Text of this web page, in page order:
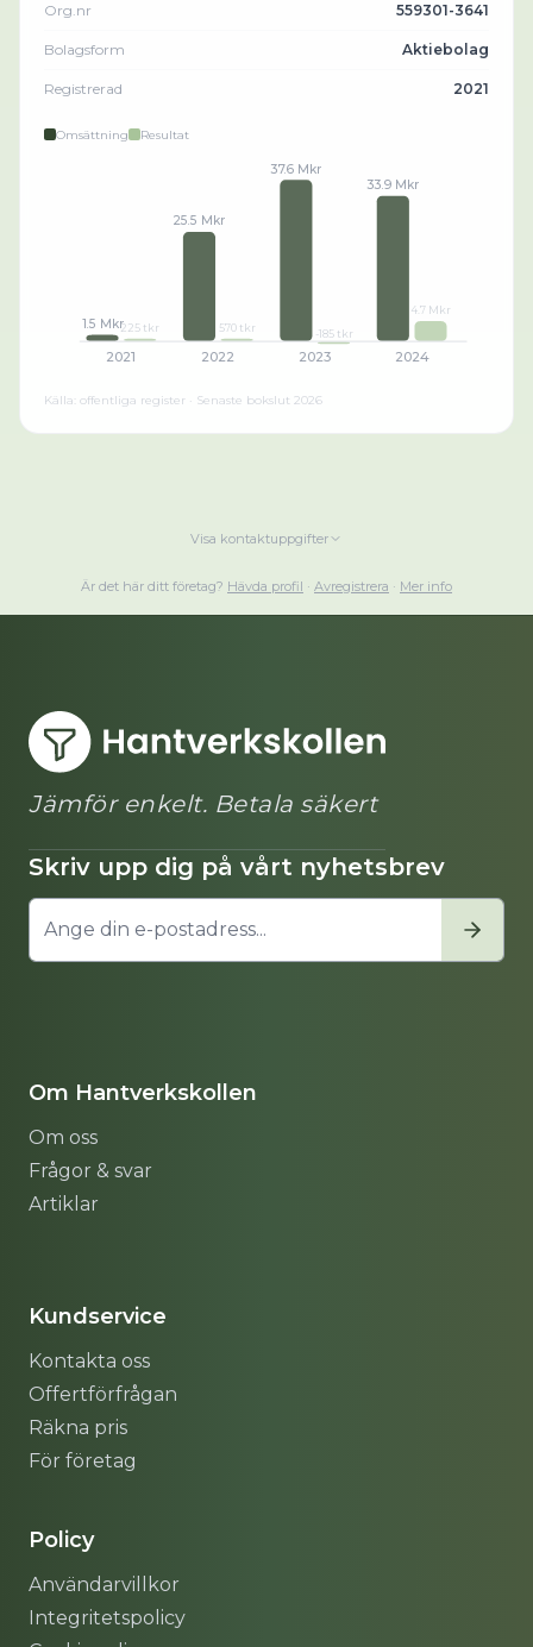
Org.nr 559301-3641
Bolagsform Aktiebolag
Registrerad 2021
Omsättning Resultat
1.5 Mkr225 tkr
2021
25.5 Mkr
570 tkr
2022
37.6 Mkr
-185 tkr
2023
33.9 Mkr
4.7 Mkr
2024
Källa: offentliga register · Senaste bokslut 2026
Visa kontaktuppgifter
Är det här ditt företag? Hävda profil · Avregistrera · Mer info
Jämför enkelt. Betala säkert
Skriv upp dig på vårt nyhetsbrev
Om Hantverkskollen
Om oss
Frågor & svar
Artiklar
Kundservice
Kontakta oss
Offertförfrågan
Räkna pris
För företag
Policy
Användarvillkor
Integritetspolicy